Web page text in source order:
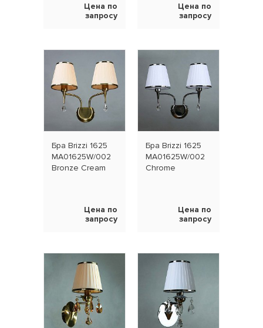
Цена по
запросу
Цена по
запросу
Бра Brizzi 1625
MA01625W/002
Bronze Cream
Цена по
запросу
Бра Brizzi 1625
MA01625W/002
Chrome
Цена по
запросу